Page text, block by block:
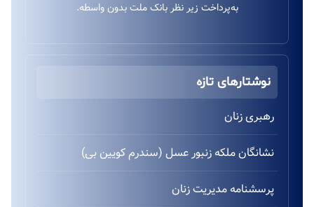
به‌پرداخت زیر نظر بانک ملت بدون واسطه.
نوشتارهای تازه
رهبری زنان
نشانگان ملکه زنبور عسل (سندرم کویین بی)
پرسشنامه مدیریت زنان